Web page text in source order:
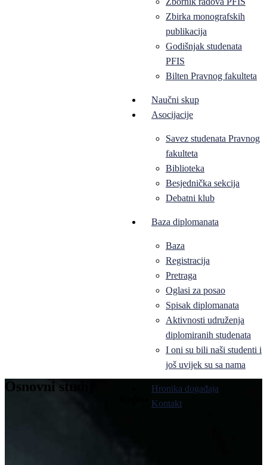
Zbirka monografskih
publikacija
Godišnjak studenata
PFIS
Bilten Pravnog fakulteta
Naučni skup
Asocijacije
Savez studenata Pravnog
fakulteta
Biblioteka
Besjednička sekcija
Debatni klub
Baza diplomanata
Baza
Registracija
Pretraga
Oglasi za posao
Spisak diplomanata
Aktivnosti udruženja
diplomiranih studenata
I oni su bili naši studenti i
još uvijek su sa nama
Hronika događaja
Kontakt
Osnovni studij